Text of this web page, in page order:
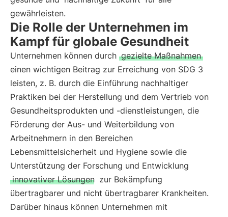
gewährleisten.
Die Rolle der Unternehmen im
Kampf für globale Gesundheit
Unternehmen können durch gezielte Maßnahmen
einen wichtigen Beitrag zur Erreichung von SDG 3
leisten, z. B. durch die Einführung nachhaltiger
Praktiken bei der Herstellung und dem Vertrieb von
Gesundheitsprodukten und -dienstleistungen, die
Förderung der Aus- und Weiterbildung von
Arbeitnehmern in den Bereichen
Lebensmittelsicherheit und Hygiene sowie die
Unterstützung der Forschung und Entwicklung
innovativer Lösungen zur Bekämpfung
übertragbarer und nicht übertragbarer Krankheiten.
Darüber hinaus können Unternehmen mit